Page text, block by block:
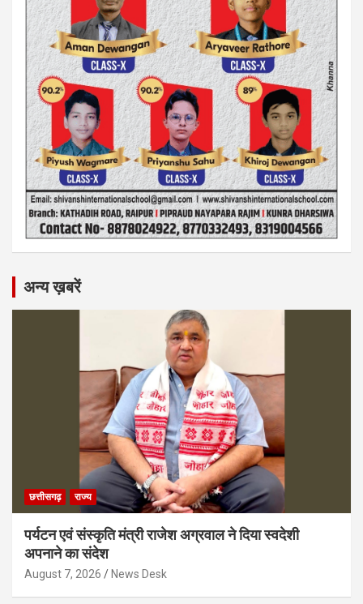
अन्य ख़बरें
छत्तीसगढ़ राज्य
पर्यटन एवं संस्कृति मंत्री राजेश अग्रवाल ने दिया स्वदेशी
अपनाने का संदेश
August 7, 2026 News Desk